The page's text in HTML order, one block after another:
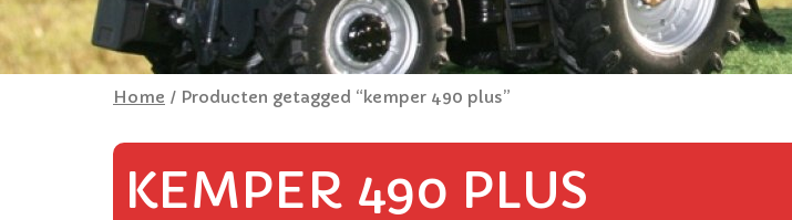
Home / Producten getagged “kemper 490 plus”
KEMPER 490 PLUS